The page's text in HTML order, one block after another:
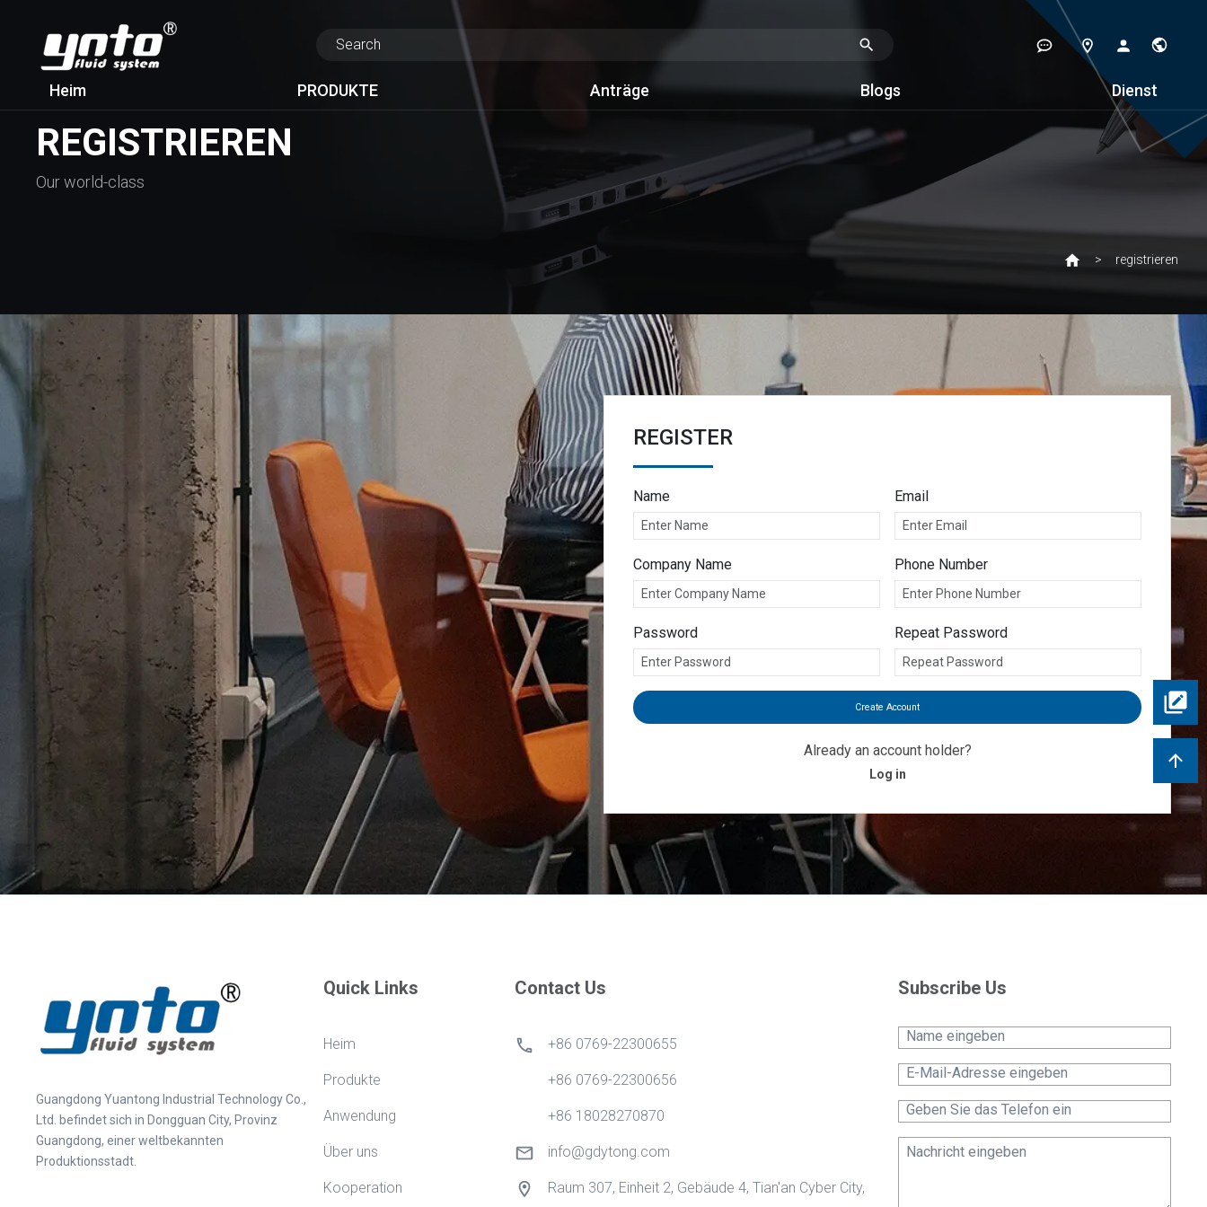
Heim PRODUKTE Anträge Blogs Dienst
REGISTRIEREN
Our world-class
registrieren
REGISTER
Name Email
Company Name Phone Number
Password Repeat Password
Create Account
Already an account holder?
Log in
Guangdong Yuantong Industrial Technology Co.,
Ltd. befindet sich in Dongguan City, Provinz
Guangdong, einer weltbekannten
Produktionsstadt.
Quick Links
Heim
Produkte
Anwendung
Über uns
Kooperation
Contact Us
+86 0769-22300655
+86 0769-22300656
+86 18028270870
info@gdytong.com
Raum 307, Einheit 2, Gebäude 4, Tian'an Cyber City,
Subscribe Us